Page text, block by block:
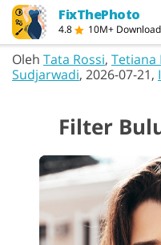
FixThePhoto
4.8 10M+
Oleh Tata Rossi, Tetiana
Sudjarwadi, 2026-07-21,
Filter